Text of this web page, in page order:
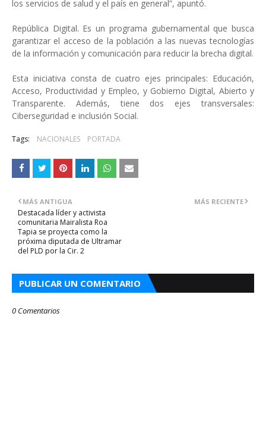
los servicios de salud y el país en general”, apuntó.
República Digital. Es un programa gubernamental que busca
garantizar el acceso de la población a las nuevas tecnologías
de la información y comunicación para reducir la brecha digital.
Esta iniciativa consta de cuatro ejes principales: Educación,
Acceso, Productividad y Empleo, y Gobierno Digital, Abierto y
Transparente. Además, tiene dos ejes transversales:
Ciberseguridad e inclusión Social.
Tags: NACIONALES PORTADA
MÁS RECIENTE
MÁS ANTIGUA
Destacada líder y activista
comunitaria Mairalista Roa
Tapia se proyecta como la
próxima diputada de Ultramar
del PLD por la Cir. 2
PUBLICAR UN COMENTARIO
0 Comentarios